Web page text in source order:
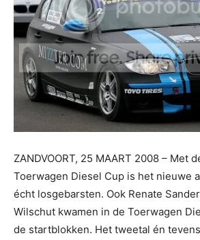
ZANDVOORT, 25 MAART 2008 – Met
Toerwagen Diesel Cup is het nieuwe
écht losgebarsten. Ook Renate
Wilschut kwamen in de Toerwagen
de startblokken. Het tweetal én